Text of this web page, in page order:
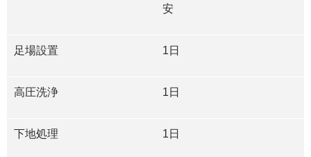
安
足場設置 1 日
高圧洗浄 1 日
下地処理 1 日